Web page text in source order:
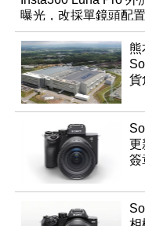
曝光，改採單鏡頭配置
熊
貨
更
簽